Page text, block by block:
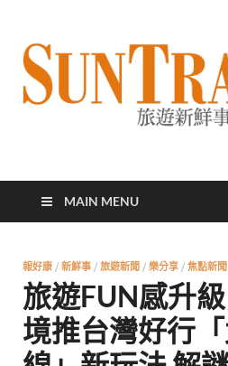
太陽網
MAIN MENU
報好康 / 新鮮事 / 旅遊新聞 / 樂分享 / 焦點新聞
旅遊FUN感升
境推台灣好行